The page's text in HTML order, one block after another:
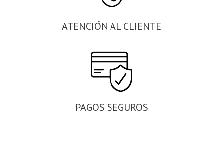
ATENCIÓN AL CLIENTE
PAGOS SEGUROS